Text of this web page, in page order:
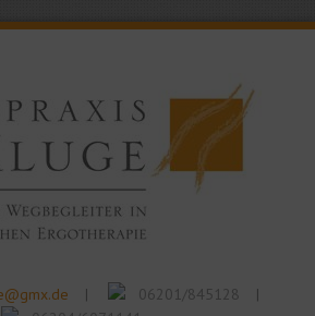
| 06201/845128 |